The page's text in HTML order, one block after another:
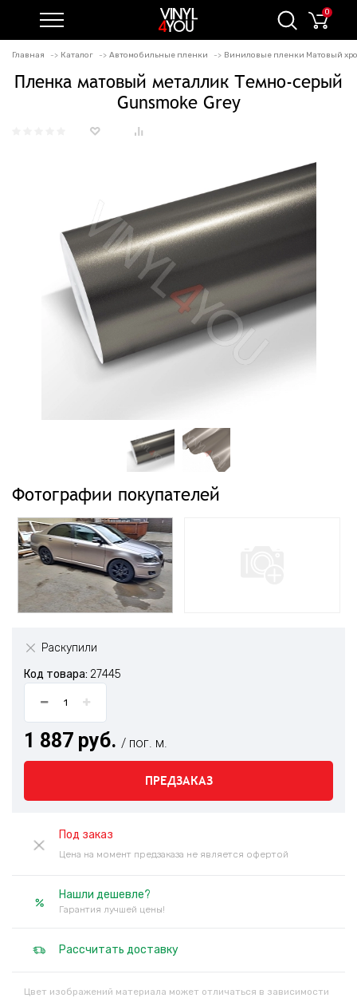
0
Главная Каталог Автомобильные пленки Виниловые пленки Матовый
Пленка матовый металлик Темно-серый
Gunsmoke Grey
Фотографии покупателей
Раскупили
Код товара: 27445
1 887 руб. / пог. м.
ПРЕДЗАКАЗ
Под заказ
Цена на момент предзаказа не является офертой
Нашли дешевле?
Гарантия лучшей цены!
Рассчитать доставку
Цвет изображений материала может отличаться в зависимости